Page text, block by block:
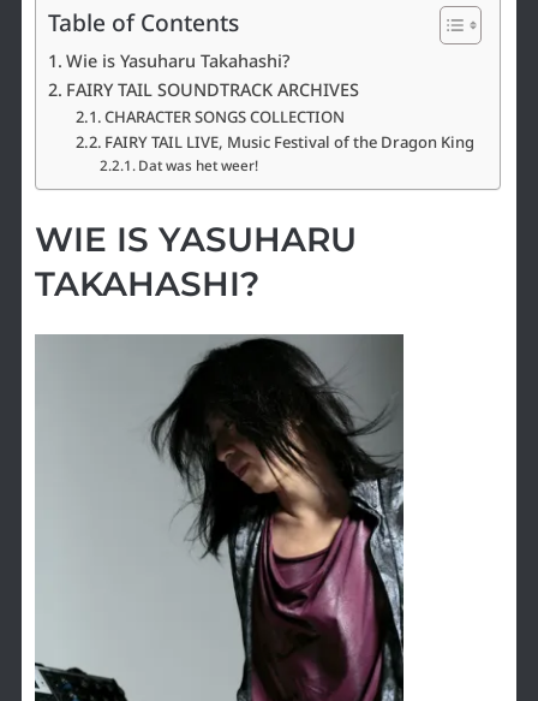
Table of Contents
Wie is Yasuharu Takahashi?
FAIRY TAIL SOUNDTRACK ARCHIVES
CHARACTER SONGS COLLECTION
FAIRY TAIL LIVE, Music Festival of the Dragon King
Dat was het weer!
WIE IS YASUHARU
TAKAHASHI?